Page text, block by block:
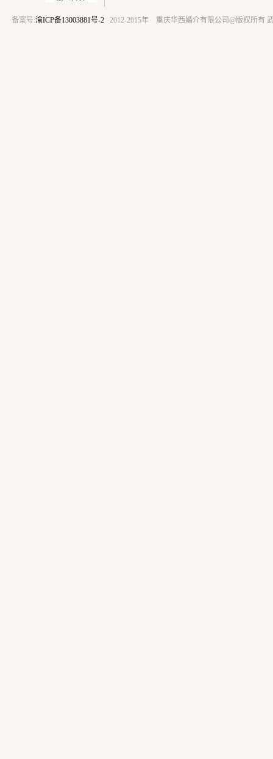
备案号:渝ICP备13003881号-2 2012-2015年 重庆华西婚介有限公司@版权所有